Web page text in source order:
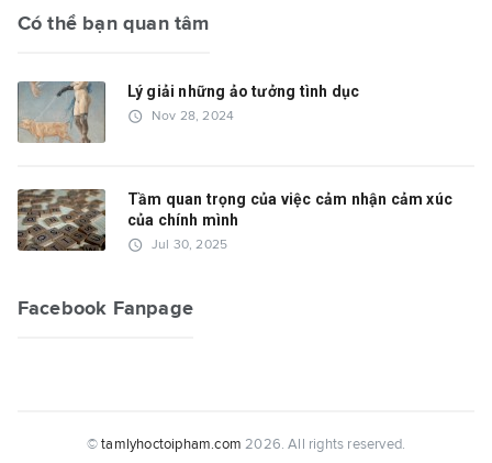
Có thể bạn quan tâm
Lý giải những ảo tưởng tình dục
access_time Nov 28, 2024
Tầm quan trọng của việc cảm nhận cảm xúc
của chính mình
access_time Jul 30, 2025
Facebook Fanpage
©tamlyhoctoipham.com 2026. All rights reserved.